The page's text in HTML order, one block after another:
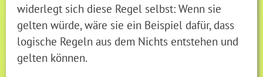
widerlegt sich diese Regel selbst: Wenn sie
gelten würde, wäre sie ein Beispiel dafür, dass
logische Regeln aus dem Nichts entstehen und
gelten können.